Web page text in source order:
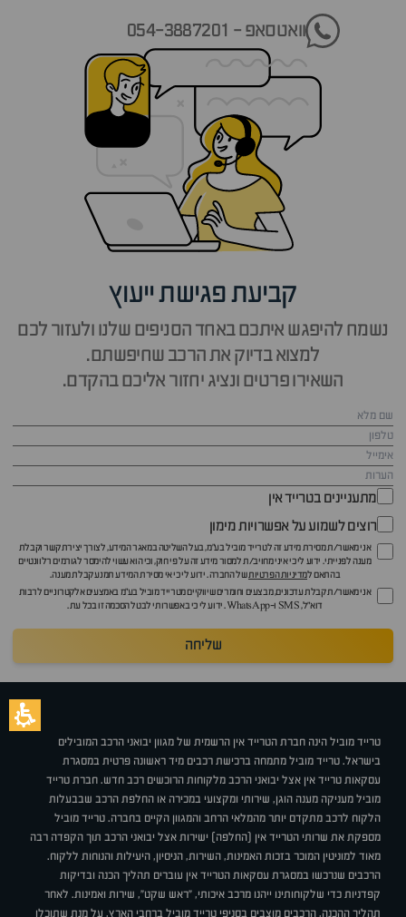
וואטסאפ - 054-3887201
קביעת פגישת ייעוץ
נשמח להיפגש איתכם באחד הסניפים שלנו ולעזור לכם
למצוא בדיוק את הרכב שחיפשתם.
השאירו פרטים ונציג יחזור אליכם בהקדם.
מתעניינים בטרייד אין
רוצים לשמוע על אפשרויות מימון
אני מאשר/ת מסירת מידע זה לטרייד מוביל בע"מ, בעל השליטה במאגר המידע, לצורך יצירת קשר וקבלת
מענה לפנייתי. ידוע לי כי איני מחויב/ת למסור מידע זה על פי חוק, וכי הוא עשוי להימסר לגורמים רלוונטיים
בהתאם למדיניות הפרטיותשל החברה. ידוע לי כי אי מסירת המידע תמנע קבלת מענה.
אני מאשר/ת קבלת עדכונים, מבצעים וחומרים שיווקיים מטרייד מוביל בע"מ באמצעים אלקטרוניים לרבות
דוא״ל, SMS ו-WhatsApp. ידוע לי כי באפשרותי לבטל הסכמה זו בכל עת.
שליחה
טרייד מוביל הינה חברת הטרייד אין הרשמית של מגוון יבואני הרכב המובילים
בישראל. טרייד מוביל מתמחה ברכישת רכבים מיד ראשונה פרטית במסגרת
עסקאות טרייד אין אצל יבואני הרכב מלקוחות הרוכשים רכב חדש. חברת טרייד
מוביל מעניקה מענה הוגן, שירותי ומקצועי במכירה או החלפת הרכב שבבעלות
הלקוח לרכב מתקדם יותר מהמלאי הרחב והמגוון הקיים בחברה. טרייד מוביל
מספקת את שרותי הטרייד אין (החלפה) ישירות אצל יבואני הרכב תוך הקפדה רבה
מאוד למוניטין המוכר בזכות האמינות, השירות, הניסיון, היעילות והנוחות ללקוח.
הרכבים שנרכשו במסגרת עסקאות הטרייד אין עוברים תהליך הכנה ובדיקות
קפדניות כדי שלקוחותינו ייהנו מרכב איכותי, "ראש שקט", שירות ואמינות. לאחר
תהליך ההכנה, הרכבים מוצבים בסניפי טרייד מוביל ברחבי הארץ, על מנת שתוכלו